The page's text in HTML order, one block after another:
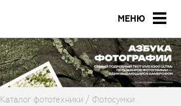
МЕНЮ
Каталог фототехники
Фотосумки